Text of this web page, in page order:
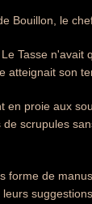
Bouillon, le
Tasse
atteignait son
en proie aux
scrupules
forme de